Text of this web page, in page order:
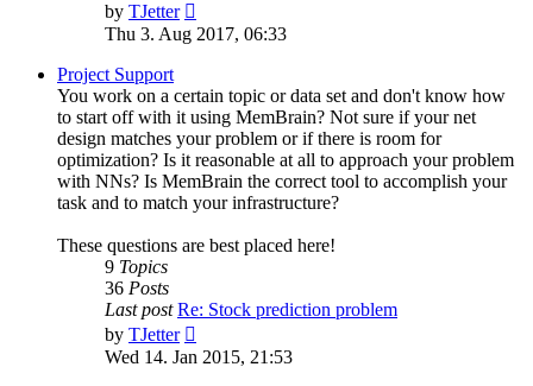
by TJetter
the
Thu 3. Aug 2017, 06:33
Project Support
You work on a certain topic or data set and don't know how
to start off with it using MemBrain? Not sure if your net
design matches your problem or if there is room for
optimization? Is it reasonable at all to approach your problem
with NNs? Is MemBrain the correct tool to accomplish your
task and to match your infrastructure?
These questions are best placed here!
9 Topics
36 Posts
Last post Re: Stock prediction problem
by TJetter
the
Wed 14. Jan 2015, 21:53